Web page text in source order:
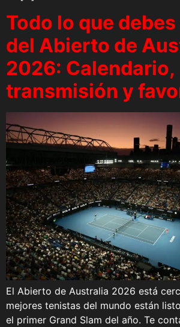
Todo lo que
del Abierto de
2026: Calendario,
transmisión y
El Abierto de Australia 2026 está
mejores tenistas del mundo están
el primer Grand Slam del año. Te